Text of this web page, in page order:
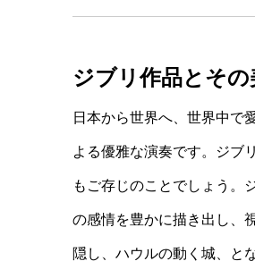
ジブリ作品とそ
日本から世界へ、世界中で
よる優雅な演奏です。ジブ
もご存じのことでしょう。
の感情を豊かに描き出し、
隠し、ハウルの動く城、と